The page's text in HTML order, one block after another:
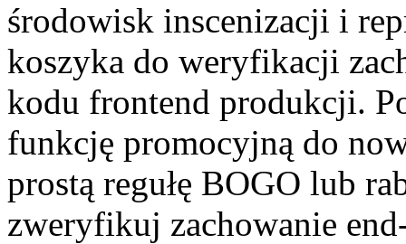
środowisk inscenizacji i
koszyka do weryfikacji
kodu frontend produkcji.
funkcję promocyjną do
prostą regułę BOGO lub
zweryfikuj zachowanie